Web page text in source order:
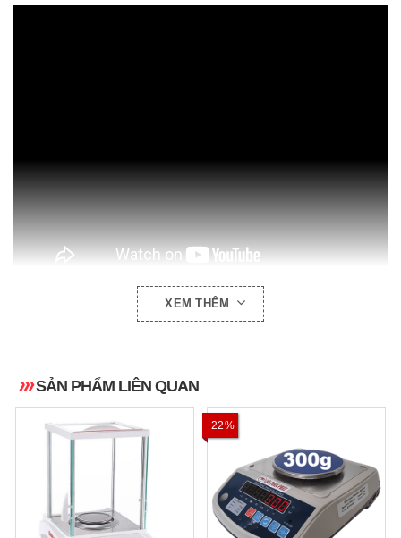
Mức cân lớn nhất
0.001g
Zero, Prints, Function,
XEM THÊM
SẢN PHẨM LIÊN QUAN
22%